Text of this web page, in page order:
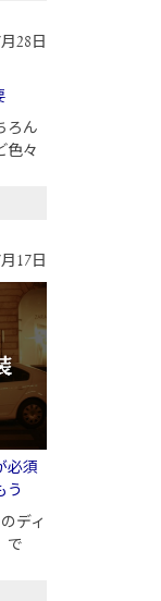
28日
ろん
色々
17日
必須
う
ディ
で